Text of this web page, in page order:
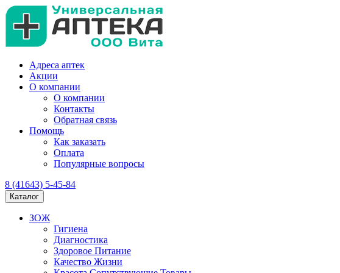
Адреса аптек
Акции
О компании
О компании
Контакты
Обратная связь
Помощь
Как заказать
Оплата
Популярные вопросы
8 (41643) 5-45-84
Каталог
ЗОЖ
Гигиена
Диагностика
Здоровое Питание
Качество Жизни